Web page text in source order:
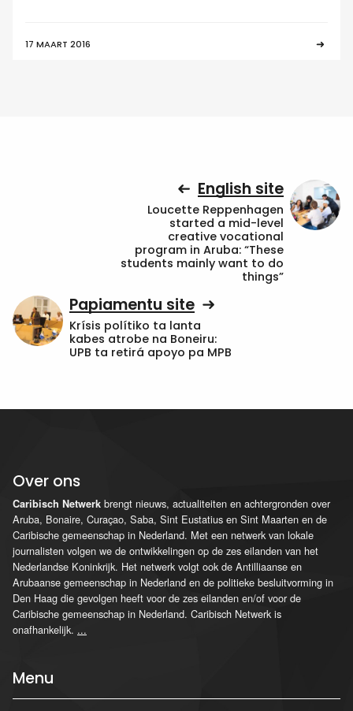
17 MAART 2016
English site
Loucette Reppenhagen
started a mid-level
creative vocational
program in Aruba: “These
students mainly want to do
things”
Papiamentu site
Krísis polítiko ta lanta
kabes atrobe na Boneiru:
UPB ta retirá apoyo pa MPB
Over ons
Caribisch Netwerk brengt nieuws, actualiteiten en achtergronden over
Aruba, Bonaire, Curaçao, Saba, Sint Eustatius en Sint Maarten en de
Caribische gemeenschap in Nederland. Met een netwerk van lokale
journalisten volgen we de ontwikkelingen op de zes eilanden van het
Nederlandse Koninkrijk. Het netwerk volgt ook de Antilliaanse en
Arubaanse gemeenschap in Nederland en de politieke besluitvorming in
Den Haag die gevolgen heeft voor de zes eilanden en/of voor de
Caribische gemeenschap in Nederland. Caribisch Netwerk is
onafhankelijk. ...
Menu